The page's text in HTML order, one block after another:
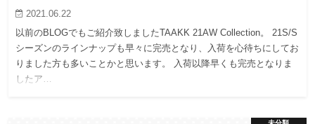
2021.06.22
以前のBLOGでもご紹介致しましたTAAKK 21AW Collection。 21S/S
シーズンのラインナップも早々に完売となり、入荷を心待ちにしてお
りました方も多いことかと思います。 入荷以降早くも完売となりま
したア…